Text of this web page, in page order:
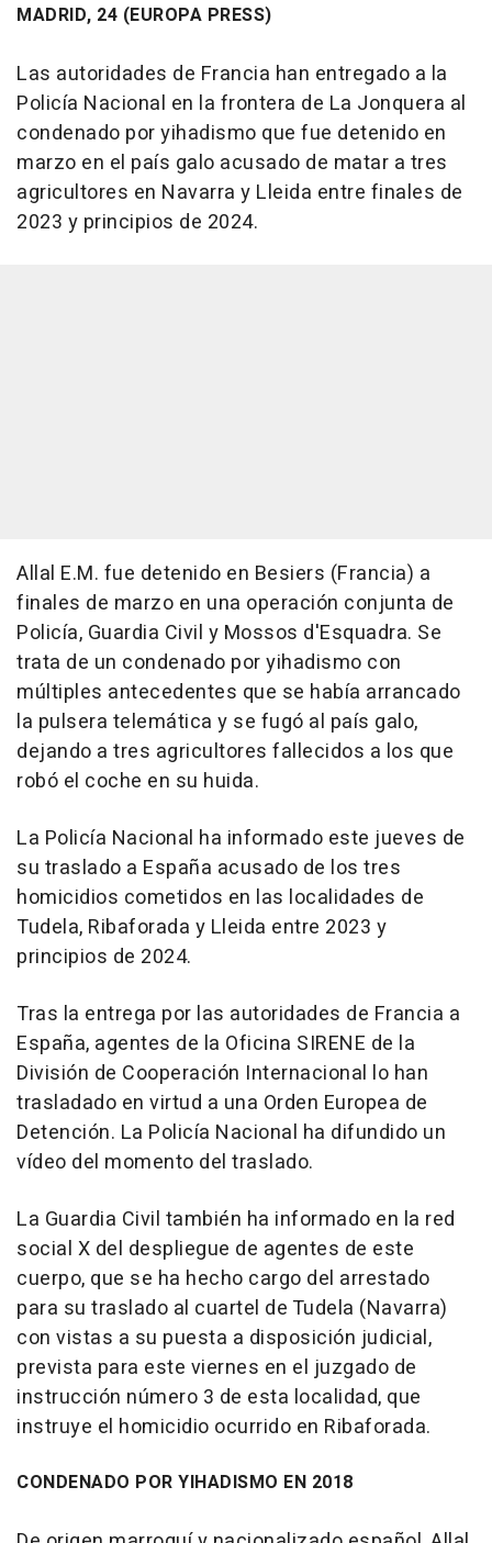
MADRID, 24 (EUROPA PRESS)
Las autoridades de Francia han entregado a la
Policía Nacional en la frontera de La Jonquera al
condenado por yihadismo que fue detenido en
marzo en el país galo acusado de matar a tres
agricultores en Navarra y Lleida entre finales de
2023 y principios de 2024.
Allal E.M. fue detenido en Besiers (Francia) a
finales de marzo en una operación conjunta de
Policía, Guardia Civil y Mossos d'Esquadra. Se
trata de un condenado por yihadismo con
múltiples antecedentes que se había arrancado
la pulsera telemática y se fugó al país galo,
dejando a tres agricultores fallecidos a los que
robó el coche en su huida.
La Policía Nacional ha informado este jueves de
su traslado a España acusado de los tres
homicidios cometidos en las localidades de
Tudela, Ribaforada y Lleida entre 2023 y
principios de 2024.
Tras la entrega por las autoridades de Francia a
España, agentes de la Oficina SIRENE de la
División de Cooperación Internacional lo han
trasladado en virtud a una Orden Europea de
Detención. La Policía Nacional ha difundido un
vídeo del momento del traslado.
La Guardia Civil también ha informado en la red
social X del despliegue de agentes de este
cuerpo, que se ha hecho cargo del arrestado
para su traslado al cuartel de Tudela (Navarra)
con vistas a su puesta a disposición judicial,
prevista para este viernes en el juzgado de
instrucción número 3 de esta localidad, que
instruye el homicidio ocurrido en Ribaforada.
CONDENADO POR YIHADISMO EN 2018